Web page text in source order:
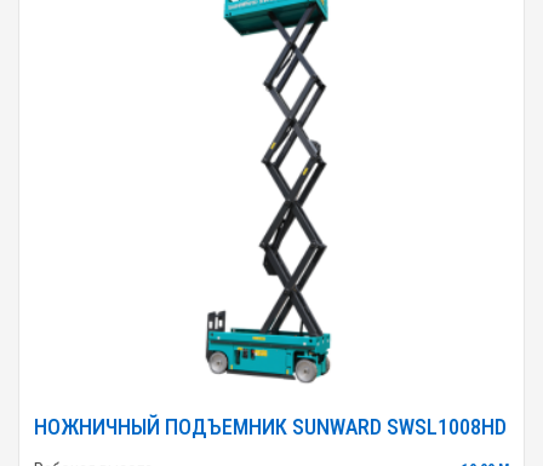
НОЖНИЧНЫЙ ПОДЪЕМНИК SUNWARD SWSL1008HD